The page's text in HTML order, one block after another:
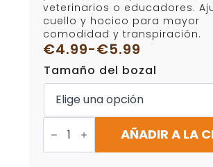
veterinarios o educadores.
cuello y hocico para mayor
comodidad y transpiración.
€4.99-€5.99
Rango
de
precios:
desde
€4.99
hasta
€5.99
Tamaño del bozal
Bozal
Nylon
malla
AÑADIR A LA